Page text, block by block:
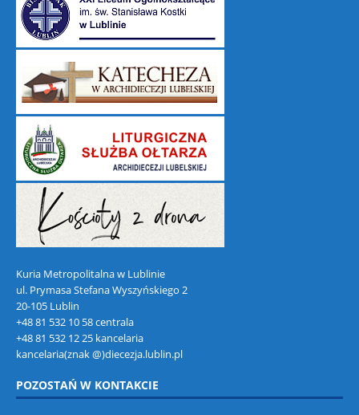
Kuria Metropolitalna w Lublinie
ul. Prymasa Stefana Wyszyńskiego 2
20-105 Lublin
+48 81 532 10 58 centrala
+48 81 532 12 25 kancelaria
kancelaria(znak @)diecezja.lublin.pl
POZOSTAŃ W KONTAKCIE